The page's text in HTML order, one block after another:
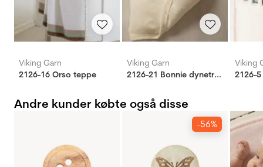
Viking Garn
2126-16 Orso teppe
Viking Garn
2126-21 Bonnie dynetrekk
Viking
Andre kunder købte også disse
-56%